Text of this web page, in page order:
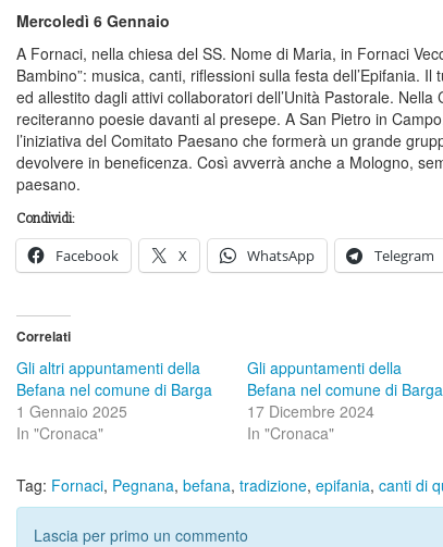
Mercoledì 6 Gennaio
A Fornaci, nella chiesa del SS. Nome di Maria, in Fornaci
Bambino”: musica, canti, riflessioni sulla festa dell’Epifania.
ed allestito dagli attivi collaboratori dell’Unità Pastorale.
reciteranno poesie davanti al presepe. A San Pietro in
l’iniziativa del Comitato Paesano che formerà un grande
devolvere in beneficenza. Così avverrà anche a Mologno,
paesano.
Condividi:
Facebook X WhatsApp Telegram
Correlati
Gli altri appuntamenti della
Befana nel comune di Barga
1 Gennaio 2025
In "Cronaca"
Gli appuntamenti della
Befana nel comune di Barga
17 Dicembre 2024
In "Cronaca"
Tag: Fornaci, Pegnana, befana, tradizione, epifania, canti di
Lascia per primo un commento